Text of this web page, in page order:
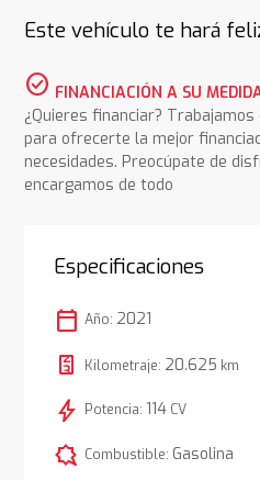
Este vehículo te hará
check_circle FINANCIACIÓN A SU
¿Quieres financiar?
para ofrecerte la mejor
necesidades. Preocúpate de
encargamos de todo
Especificaciones
calendar_today Año: 2021
Kilometraje: 20.625 km
bolt Potencia: 114CV
comic_bubble Combustible: Gasolina